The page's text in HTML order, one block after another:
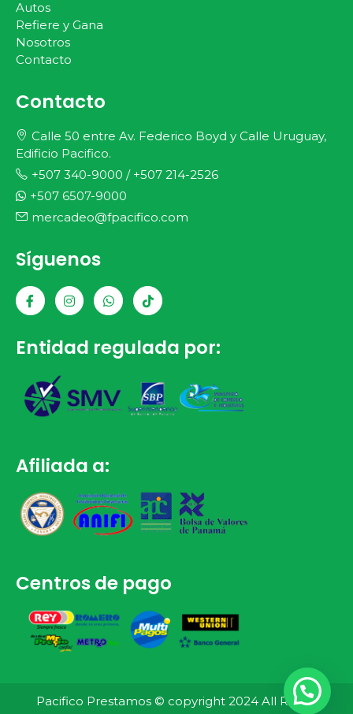
Autos
Refiere y Gana
Nosotros
Contacto
Contacto
Calle 50 entre Av. Federico Boyd y Calle Uruguay,
Edificio Pacifico.
+507 340-9000 / +507 214-2526
+507 6507-9000
mercadeo@fpacifico.com
Síguenos
Entidad regulada por:
Afiliada a:
Centros de pago
Pacifico Prestamos © copyright 2024 All Rights